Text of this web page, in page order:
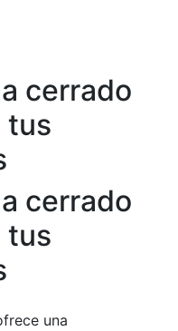
cerrado
tus
cerrado
tus
una